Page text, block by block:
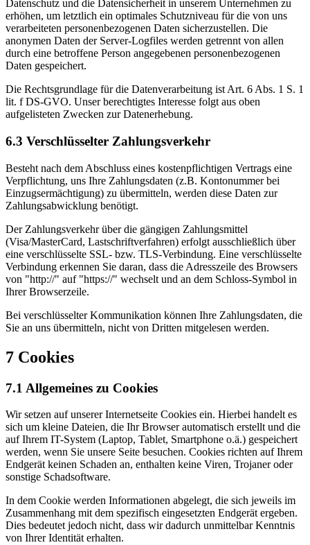
Datenschutz und die Datensicherheit in unserem Unternehmen zu
erhöhen, um letztlich ein optimales Schutzniveau für die von uns
verarbeiteten personenbezogenen Daten sicherzustellen. Die
anonymen Daten der Server-Logfiles werden getrennt von allen
durch eine betroffene Person angegebenen personenbezogenen
Daten gespeichert.
Die Rechtsgrundlage für die Datenverarbeitung ist Art. 6 Abs. 1 S. 1
lit. f DS-GVO. Unser berechtigtes Interesse folgt aus oben
aufgelisteten Zwecken zur Datenerhebung.
6.3 Verschlüsselter Zahlungsverkehr
Besteht nach dem Abschluss eines kostenpflichtigen Vertrags eine
Verpflichtung, uns Ihre Zahlungsdaten (z.B. Kontonummer bei
Einzugsermächtigung) zu übermitteln, werden diese Daten zur
Zahlungsabwicklung benötigt.
Der Zahlungsverkehr über die gängigen Zahlungsmittel
(Visa/MasterCard, Lastschriftverfahren) erfolgt ausschließlich über
eine verschlüsselte SSL- bzw. TLS-Verbindung. Eine verschlüsselte
Verbindung erkennen Sie daran, dass die Adresszeile des Browsers
von "http://" auf "https://" wechselt und an dem Schloss-Symbol in
Ihrer Browserzeile.
Bei verschlüsselter Kommunikation können Ihre Zahlungsdaten, die
Sie an uns übermitteln, nicht von Dritten mitgelesen werden.
7 Cookies
7.1 Allgemeines zu Cookies
Wir setzen auf unserer Internetseite Cookies ein. Hierbei handelt es
sich um kleine Dateien, die Ihr Browser automatisch erstellt und die
auf Ihrem IT-System (Laptop, Tablet, Smartphone o.ä.) gespeichert
werden, wenn Sie unsere Seite besuchen. Cookies richten auf Ihrem
Endgerät keinen Schaden an, enthalten keine Viren, Trojaner oder
sonstige Schadsoftware.
In dem Cookie werden Informationen abgelegt, die sich jeweils im
Zusammenhang mit dem spezifisch eingesetzten Endgerät ergeben.
Dies bedeutet jedoch nicht, dass wir dadurch unmittelbar Kenntnis
von Ihrer Identität erhalten.